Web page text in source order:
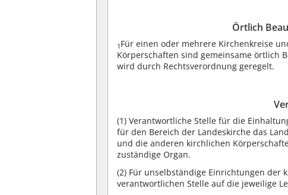
Örtlich
1 Für einen oder mehrere Kirchenkreise
Körperschaften sind gemeinsame örtlich
wird durch Rechtsverordnung geregelt.
(1) Verantwortliche Stelle für die
für den Bereich der Landeskirche das
und die anderen kirchlichen
zuständige Organ.
(2) Für unselbständige Einrichtungen der
verantwortlichen Stelle auf die jeweilige